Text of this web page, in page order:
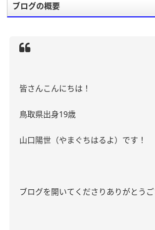
ブログの概要
皆さんこんにちは！
鳥取県出身19歳
山口陽世（やまぐちはるよ）です！
ブログを開いてくださりありがとうご